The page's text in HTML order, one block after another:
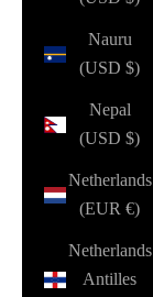
Nauru
(USD $)
Nepal
(USD $)
Netherlands
(EUR €)
Netherlands
Antilles